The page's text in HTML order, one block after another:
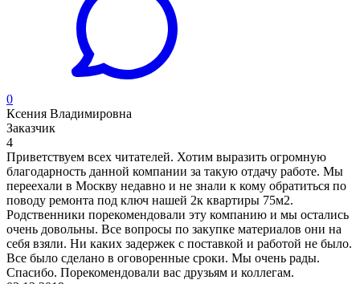
0
Ксения Владимировна
Заказчик
4
Приветствуем всех читателей. Хотим выразить огромную
благодарность данной компании за такую отдачу работе. Мы
переехали в Москву недавно и не знали к кому обратиться по
поводу ремонта под ключ нашей 2к квартиры 75м2.
Родственники порекомендовали эту компанию и мы остались
очень довольны. Все вопросы по закупке материалов они на
себя взяли. Ни каких задержек с поставкой и работой не было.
Все было сделано в оговоренные сроки. Мы очень рады.
Спасибо. Порекомендовали вас друзьям и коллегам.